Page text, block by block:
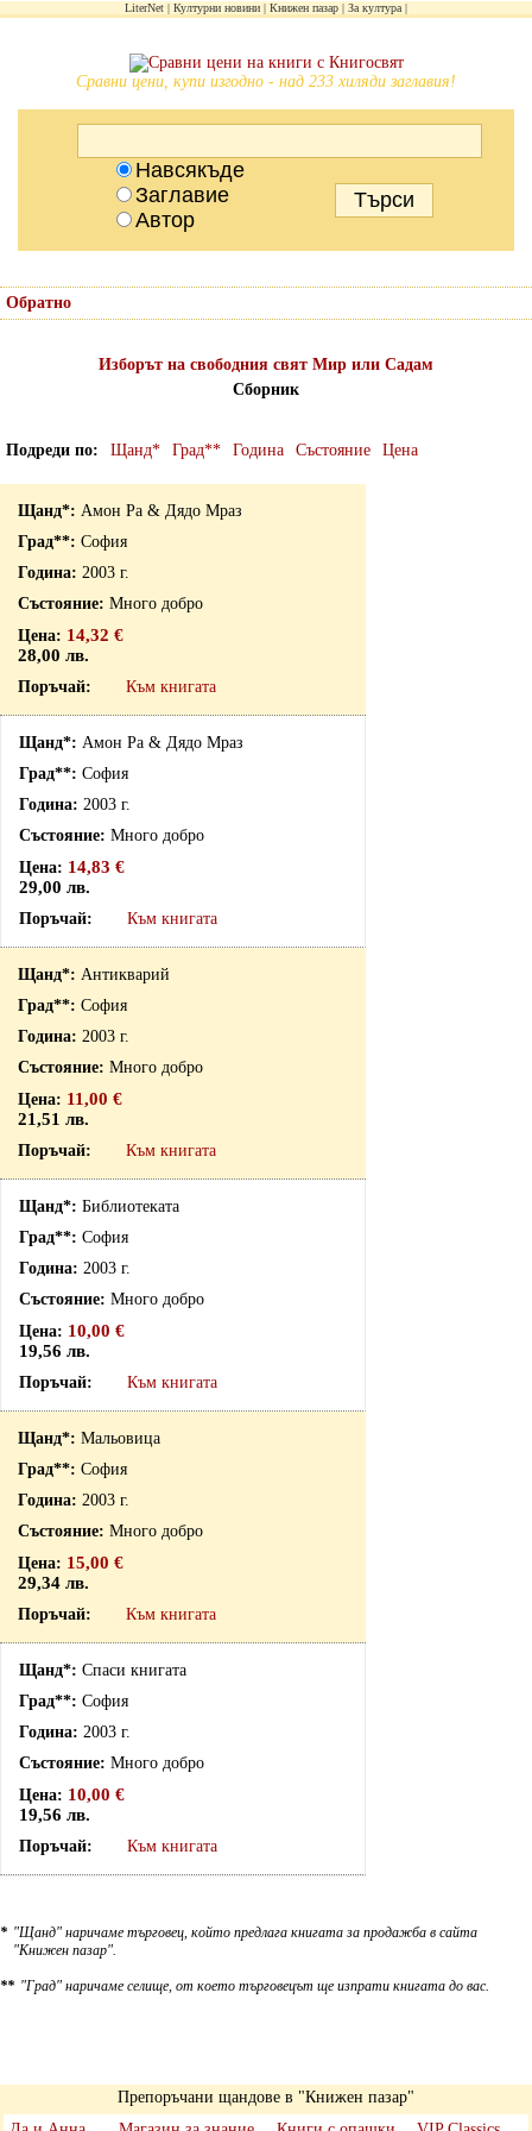
LiterNet Културни новини Книжен пазар За култура
Сравни цени, купи изгодно - над 233 хиляди заглавия!
Навсякъде
Заглавие
Автор
Обратно
Изборът на свободния свят Мир или Садам
Сборник
Подреди по Щанд* Град** Година Състояние Цена
Амон Ра & Дядо Мраз
София
2003 г.
Много добро
14,32 €
28,00 лв.
Към книгата
Амон Ра & Дядо Мраз
София
2003 г.
Много добро
14,83 €
29,00 лв.
Към книгата
Антикварий
София
2003 г.
Много добро
11,00 €
21,51 лв.
Към книгата
Библиотеката
София
2003 г.
Много добро
10,00 €
19,56 лв.
Към книгата
Мальовица
София
2003 г.
Много добро
15,00 €
29,34 лв.
Към книгата
Спаси книгата
София
2003 г.
Много добро
10,00 €
19,56 лв.
Към книгата
* "Щанд" наричаме търговец, който предлага книгата за продажба в сайта
"Книжен пазар".
** "Град" наричаме селище, от което търговецът ще изпрати книгата до вас.
Препоръчани щандове в "Книжен пазар"